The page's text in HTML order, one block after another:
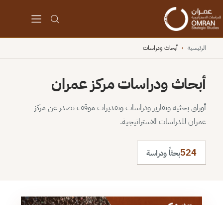
الرئيسية › أبحاث ودراسات
أبحاث ودراسات مركز عمران
أوراق بحثية وتقارير ودراسات وتقديرات موقف تصدر عن مركز
عمران للدراسات الاستراتيجية.
524بحثاً ودراسة